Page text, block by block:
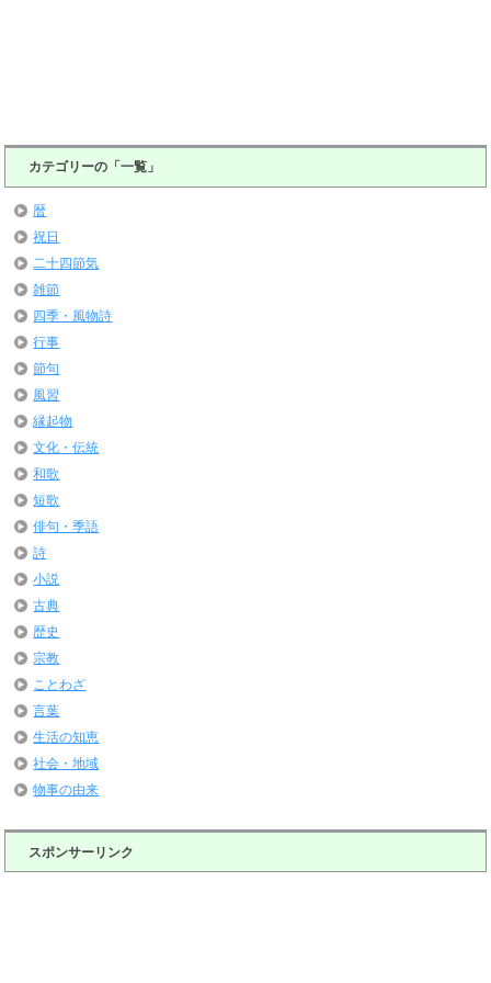
カテゴリーの「一覧」
暦
祝日
二十四節気
雑節
四季・風物詩
行事
節句
風習
縁起物
文化・伝統
和歌
短歌
俳句・季語
詩
小説
古典
歴史
宗教
ことわざ
言葉
生活の知恵
社会・地域
物事の由来
スポンサーリンク